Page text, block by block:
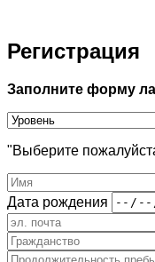
Регистрация
Заполните форму
"Выберите
Дата рождения